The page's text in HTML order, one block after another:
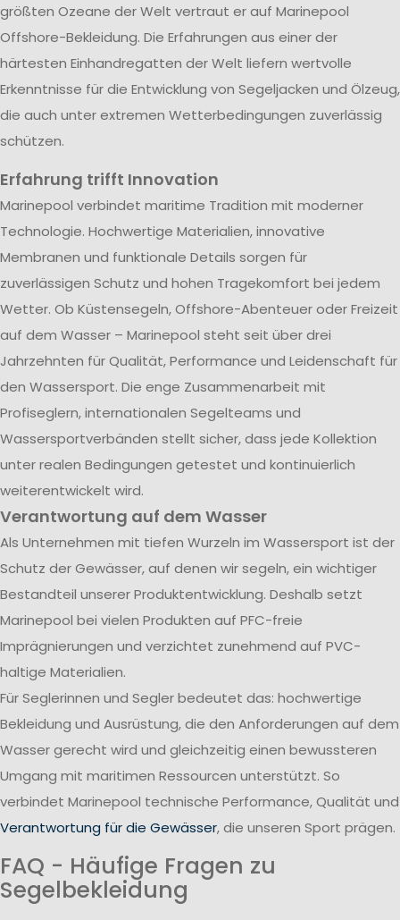
größten Ozeane der Welt vertraut er auf Marinepool
Offshore-Bekleidung. Die Erfahrungen aus einer der
härtesten Einhandregatten der Welt liefern wertvolle
Erkenntnisse für die Entwicklung von Segeljacken und Ölzeug,
die auch unter extremen Wetterbedingungen zuverlässig
schützen.
Erfahrung trifft Innovation
Marinepool verbindet maritime Tradition mit moderner
Technologie. Hochwertige Materialien, innovative
Membranen und funktionale Details sorgen für
zuverlässigen Schutz und hohen Tragekomfort bei jedem
Wetter. Ob Küstensegeln, Offshore-Abenteuer oder Freizeit
auf dem Wasser – Marinepool steht seit über drei
Jahrzehnten für Qualität, Performance und Leidenschaft für
den Wassersport. Die enge Zusammenarbeit mit
Profiseglern, internationalen Segelteams und
Wassersportverbänden stellt sicher, dass jede Kollektion
unter realen Bedingungen getestet und kontinuierlich
weiterentwickelt wird.
Verantwortung auf dem Wasser
Als Unternehmen mit tiefen Wurzeln im Wassersport ist der
Schutz der Gewässer, auf denen wir segeln, ein wichtiger
Bestandteil unserer Produktentwicklung. Deshalb setzt
Marinepool bei vielen Produkten auf PFC-freie
Imprägnierungen und verzichtet zunehmend auf PVC-
haltige Materialien.
Für Seglerinnen und Segler bedeutet das: hochwertige
Bekleidung und Ausrüstung, die den Anforderungen auf dem
Wasser gerecht wird und gleichzeitig einen bewussteren
Umgang mit maritimen Ressourcen unterstützt. So
verbindet Marinepool technische Performance, Qualität und
Verantwortung für die Gewässer, die unseren Sport prägen.
FAQ - Häufige Fragen zu
Segelbekleidung